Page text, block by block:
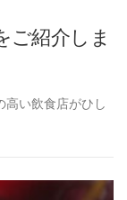
ご紹介しま
い飲食店がひし